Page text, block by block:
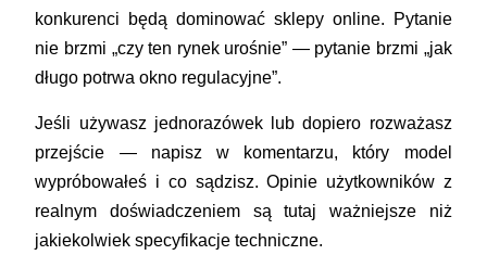
konkurenci będą dominować sklepy online. Pytanie
nie brzmi „czy ten rynek urośnie” — pytanie brzmi „jak
długo potrwa okno regulacyjne”.
Jeśli używasz jednorazówek lub dopiero rozważasz
przejście — napisz w komentarzu, który model
wypróbowałeś i co sądzisz. Opinie użytkowników z
realnym doświadczeniem są tutaj ważniejsze niż
jakiekolwiek specyfikacje techniczne.